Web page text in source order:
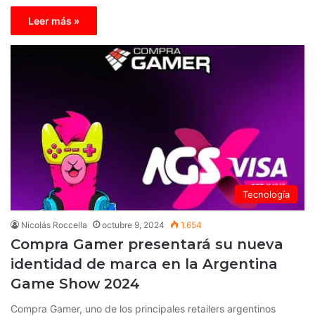
Leer más »
Tecnología
Nicolás Roccella octubre 9, 2024 1.654
Compra Gamer presentará su nueva
identidad de marca en la Argentina
Game Show 2024
Compra Gamer, uno de los principales retailers argentinos